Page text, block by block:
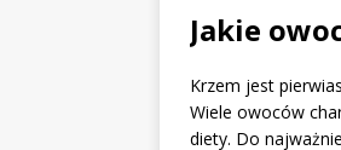
Jakie
Krzem jest
Wiele owoców
diety. Do